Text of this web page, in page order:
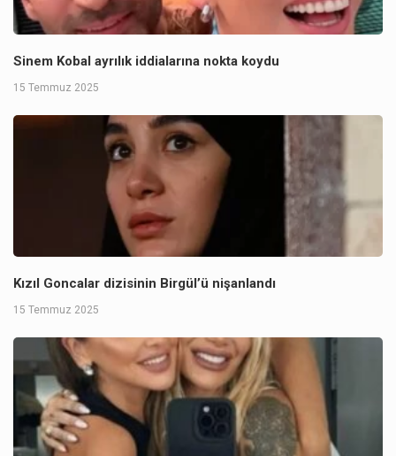
Sinem Kobal ayrılık iddialarına nokta koydu
15 Temmuz 2025
Kızıl Goncalar dizisinin Birgül’ü nişanlandı
15 Temmuz 2025